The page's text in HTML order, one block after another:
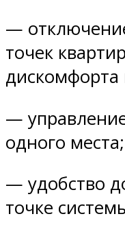
—
точек
дискомфорта
—
одного места;
— удобство
точке